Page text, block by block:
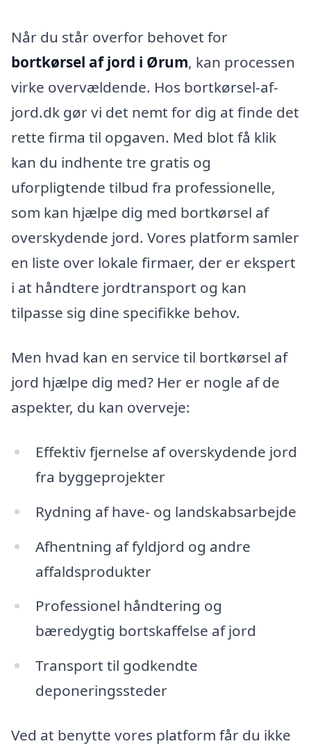
Når du står overfor behovet for
bortkørsel af jord i Ørum, kan processen
virke overvældende. Hos bortkørsel-af-
jord.dk gør vi det nemt for dig at finde det
rette firma til opgaven. Med blot få klik
kan du indhente tre gratis og
uforpligtende tilbud fra professionelle,
som kan hjælpe dig med bortkørsel af
overskydende jord. Vores platform samler
en liste over lokale firmaer, der er ekspert
i at håndtere jordtransport og kan
tilpasse sig dine specifikke behov.
Men hvad kan en service til bortkørsel af
jord hjælpe dig med? Her er nogle af de
aspekter, du kan overveje:
Effektiv fjernelse af overskydende jord
fra byggeprojekter
Rydning af have- og landskabsarbejde
Afhentning af fyldjord og andre
affaldsprodukter
Professionel håndtering og
bæredygtig bortskaffelse af jord
Transport til godkendte
deponeringssteder
Ved at benytte vores platform får du ikke